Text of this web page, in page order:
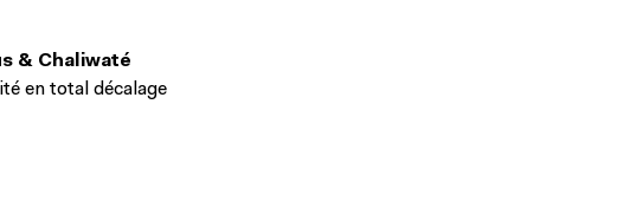
& Chaliwaté
en total décalage